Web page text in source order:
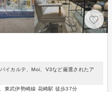
イカルテ、Moi、V3など厳選されたア
東武伊勢崎線 花崎駅 徒歩37分